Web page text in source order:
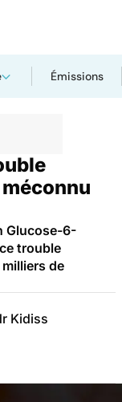
Émissions
Glucose-6-
trouble
de
Kidiss